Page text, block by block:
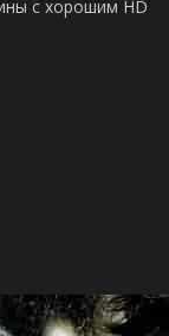
с хорошим HD